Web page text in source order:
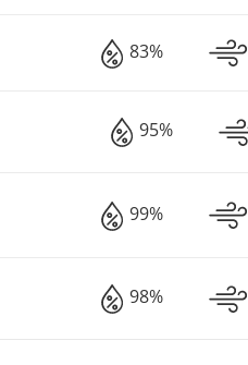
83%
95%
99%
98%